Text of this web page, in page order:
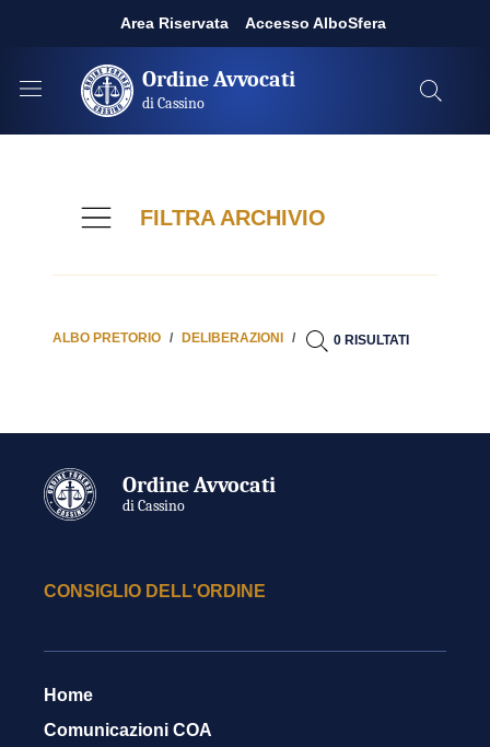
Area Riservata Accesso AlboSfera
Ordine Avvocati
di Cassino
FILTRA ARCHIVIO
ALBO PRETORIO DELIBERAZIONI 0 RISULTATI
Ordine Avvocati
di Cassino
CONSIGLIO DELL'ORDINE
Home
Comunicazioni COA